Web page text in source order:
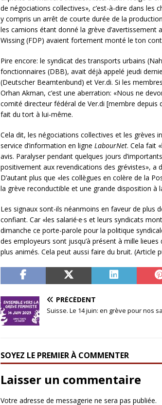
de négociations collectives», c’est-à-dire dans
y compris un arrêt de courte durée de la
les camions étant donné la grève
Wissing (FDP) avaient fortement monté le ton
Pire encore: le syndicat des transports urbains
fonctionnaires (DBB), avait déjà appelé jeudi
(Deutscher Beamtenbund) et Ver.di. Si les
Orhan Akman, c’est une aberration: «Nous ne
comité directeur fédéral de Ver.di [membre
fait du tort à lui-même.
Cela dit, les négociations collectives et les grèves
service d’information en ligne LabourNet. Cela fait
avis. Paralyser pendant quelques jours
positivement aux revendications des grévistes», a
D’autant plus que «les collègues en colère de la
la grève reconductible et une grande disposition à
Les signaux sont-ils néanmoins en faveur de plus
confiant. Car «les salarié·e·s et leurs syndicats
dimanche ce porte-parole pour la politique
des employeurs sont jusqu’à présent à mille
plus animés. Cela peut aussi faire du bruit. (Article
PRÉCÉDENT
Suisse. Le 14 juin: en grève pour nos
SOYEZ LE PREMIER À COMMENTER
Laisser un commentaire
Votre adresse de messagerie ne sera pas publiée.